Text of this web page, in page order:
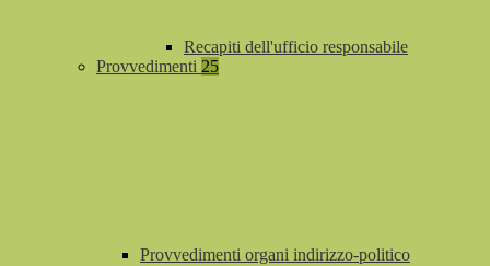
Recapiti dell'ufficio responsabile
Provvedimenti 25
Provvedimenti organi indirizzo-politico